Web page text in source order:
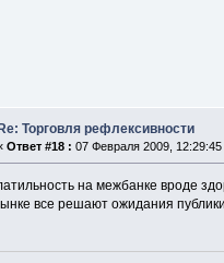
Торговля рефлексивности
Ответ #18 : 07 Февраля 2009, 12:29:45
на межбанке вроде
все решают ожидания